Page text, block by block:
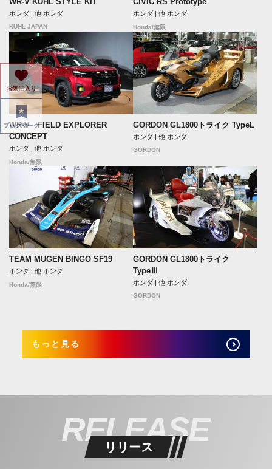
ホンダ | 他 ホンダ
KUHL JAPAN
ホンダ | 他 ホンダ
Honda/無限
WR-V FIELD EXPLORER
CONCEPT
ホンダ | 他 ホンダ
Honda/無限
GORDON GL1800トライク TypeL
ホンダ | 他 ホンダ
GORDON
TEAM MUGEN BINGO SF19
ホンダ | 他 ホンダ
Honda/無限
GORDON GL1800トライク
TypeⅢ
ホンダ | 他 ホンダ
GORDON
もっと見る
RELEASE
リリース
お気に入り
ブックマーク